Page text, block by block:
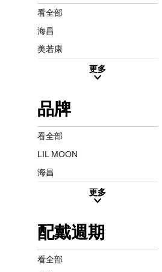
看全部
海昌
美若康
更多
品牌
看全部
LIL MOON
海昌
更多
配戴週期
看全部